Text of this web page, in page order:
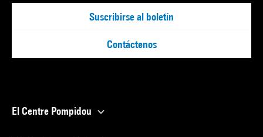
Suscribirse al boletín
Contáctenos
El Centre Pompidou